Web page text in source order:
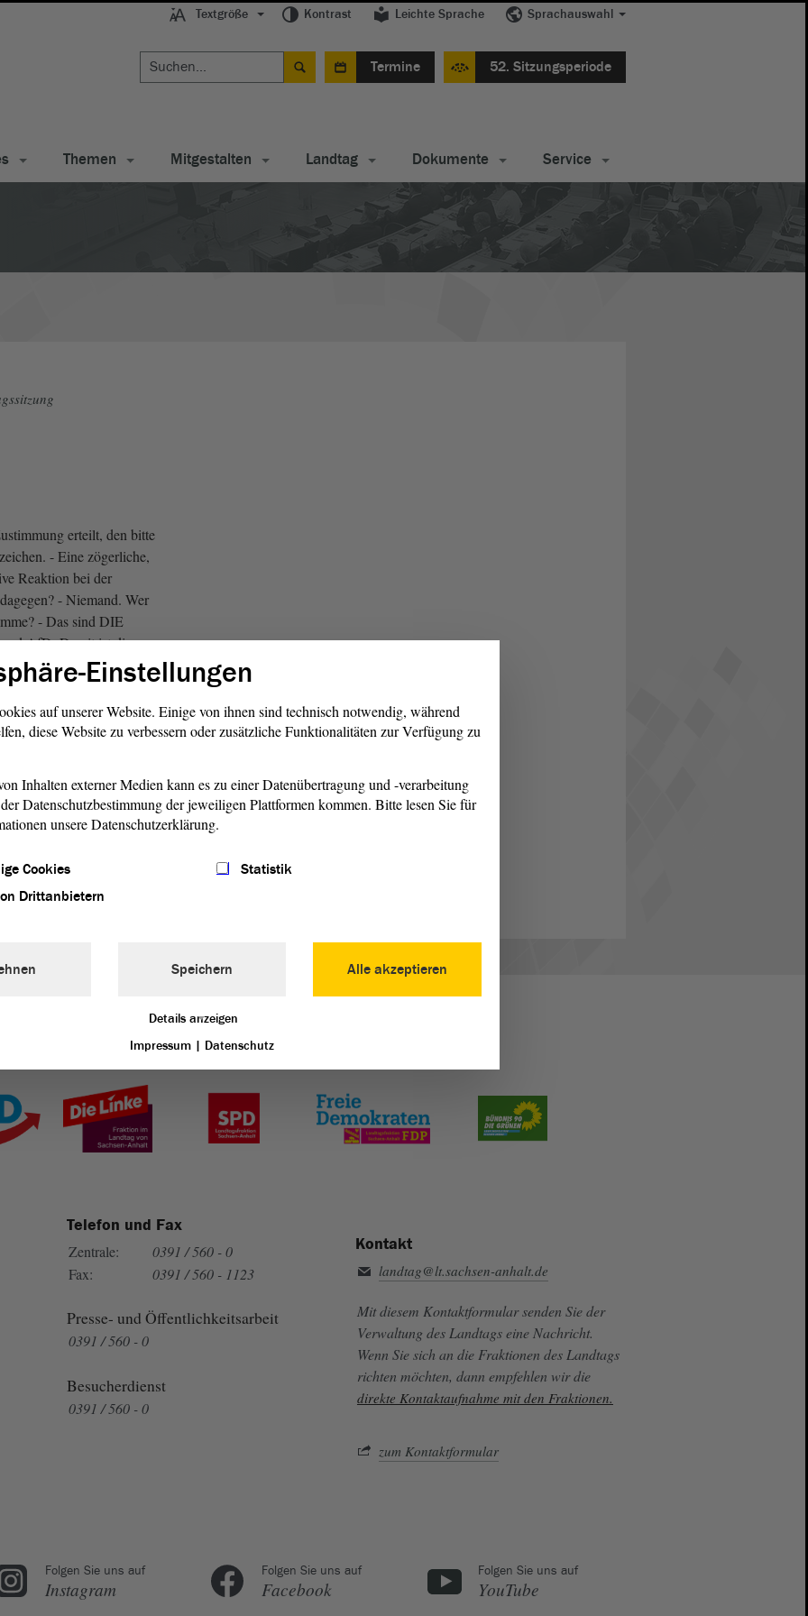
Textgröße Kontrast Leichte Sprache Sprachauswahl
Termine 52. Sitzungsperiode
Themen Mitgestalten Landtag Dokumente Service
erteilt, den bitte
- Eine zögerliche,
Reaktion bei der
- Niemand. Wer
- Das sind DIE
AfD. Damit ist die
angenommen worden
Tagesordnungspunkt 18.
von Sachsen-Anhalt vertreten:
Telefon und Fax
Zentrale:
0391 / 560 - 0
Fax:
0391 / 560 - 1123
Presse- und Öffentlichkeitsarbeit
0391 / 560 - 0
Besucherdienst
0391 / 560 - 0
Kontakt
landtag@lt.sachsen-anhalt.de
Mit diesem Kontaktformular senden Sie der
Verwaltung des Landtags eine Nachricht.
Wenn Sie sich an die Fraktionen des Landtags
richten möchten, dann empfehlen wir die
direkte Kontaktaufnahme mit den Fraktionen.
zum Kontaktformular
Folgen Sie uns auf
Instagram
Folgen Sie uns auf
Facebook
Folgen Sie uns auf
YouTube
Einstellungen
auf unserer Website. Einige von ihnen sind technisch notwendig, während
diese Website zu verbessern oder zusätzliche Funktionalitäten zur Verfügung zu
Inhalten externer Medien kann es zu einer Datenübertragung und -verarbeitung
Datenschutzbestimmung der jeweiligen Plattformen kommen. Bitte lesen Sie für
unsere Datenschutzerklärung.
Cookies
Statistik
Drittanbietern
Alle akzeptieren
Speichern
Details anzeigen
Impressum | Datenschutz